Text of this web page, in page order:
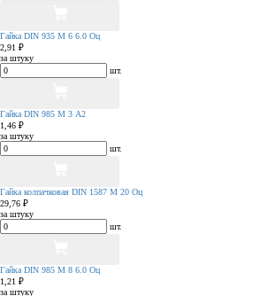
Гайка DIN 935 М 6 6.0 Оц
2,91 ₽
за штуку
шт.
Гайка DIN 985 М 3 А2
1,46 ₽
за штуку
шт.
Гайка колпачковая DIN 1587 М 20 Оц
29,76 ₽
за штуку
шт.
Гайка DIN 985 М 8 6.0 Оц
1,21 ₽
за штуку